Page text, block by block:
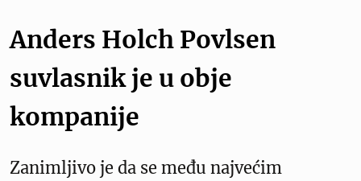
Anders Holch Povlsen
suvlasnik je u obje
kompanije
Zanimljivo je da se među najvećim